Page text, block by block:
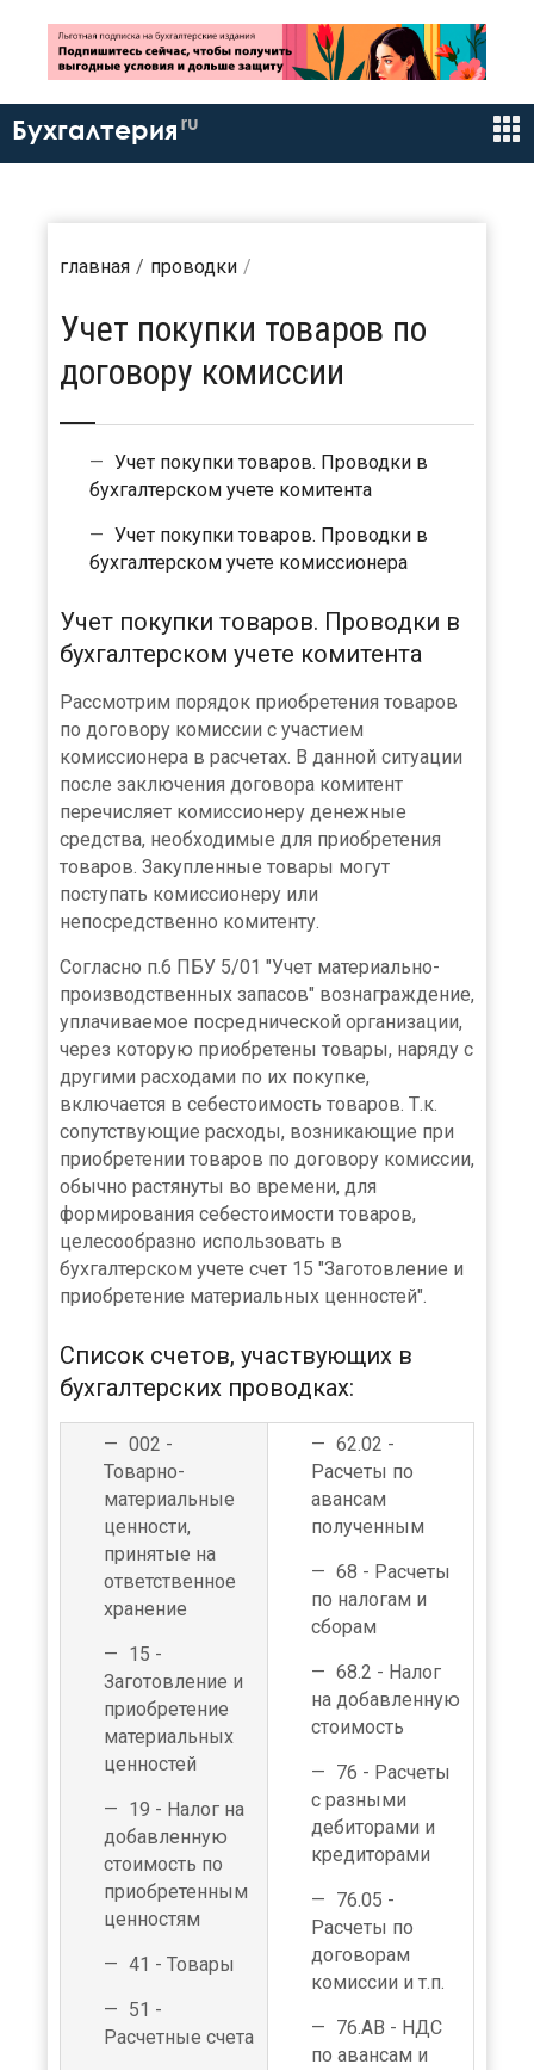
Бухгалтерия ru
главная проводки
Учет покупки товаров по
договору комиссии
Учет покупки товаров. Проводки в
бухгалтерском учете комитента
Учет покупки товаров. Проводки в
бухгалтерском учете комиссионера
Учет покупки товаров. Проводки в
бухгалтерском учете комитента
Рассмотрим порядок приобретения товаров
по договору комиссии с участием
комиссионера в расчетах. В данной ситуации
после заключения договора комитент
перечисляет комиссионеру денежные
средства, необходимые для приобретения
товаров. Закупленные товары могут
поступать комиссионеру или
непосредственно комитенту.
Согласно п.6 ПБУ 5/01 "Учет материально-
производственных запасов" вознаграждение,
уплачиваемое посреднической организации,
через которую приобретены товары, наряду с
другими расходами по их покупке,
включается в себестоимость товаров. Т.к.
сопутствующие расходы, возникающие при
приобретении товаров по договору комиссии,
обычно растянуты во времени, для
формирования себестоимости товаров,
целесообразно использовать в
бухгалтерском учете счет 15 "Заготовление и
приобретение материальных ценностей".
Список счетов, участвующих в
бухгалтерских проводках:
002 -
Товарно-
материальные
ценности,
принятые на
ответственное
хранение
15 -
Заготовление и
приобретение
материальных
ценностей
19 - Налог на
добавленную
стоимость по
приобретенным
ценностям
41 - Товары
51 -
Расчетные счета
62.02 -
Расчеты по
авансам
полученным
68 - Расчеты
по налогам и
сборам
68.2 - Налог
на добавленную
стоимость
76 - Расчеты
с разными
дебиторами и
кредиторами
76.05 -
Расчеты по
договорам
комиссии и т.п.
76.АВ - НДС
по авансам и